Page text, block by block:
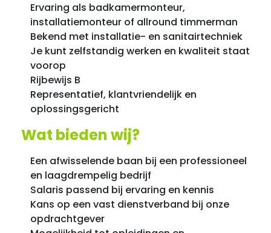
Ervaring als badkamermonteur,
installatiemonteur of allround timmerman
Bekend met installatie- en sanitairtechniek
Je kunt zelfstandig werken en kwaliteit staat
voorop
Rijbewijs B
Representatief, klantvriendelijk en
oplossingsgericht
Wat bieden wij?
Een afwisselende baan bij een professioneel
en laagdrempelig bedrijf
Salaris passend bij ervaring en kennis
Kans op een vast dienstverband bij onze
opdrachtgever